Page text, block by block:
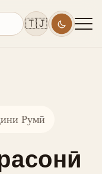
🇹🇯
Румӣ